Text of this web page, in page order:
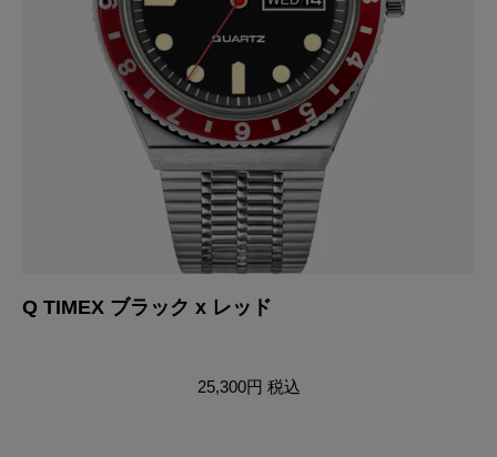
Q TIMEX ブラック x レッド
25,300円 税込